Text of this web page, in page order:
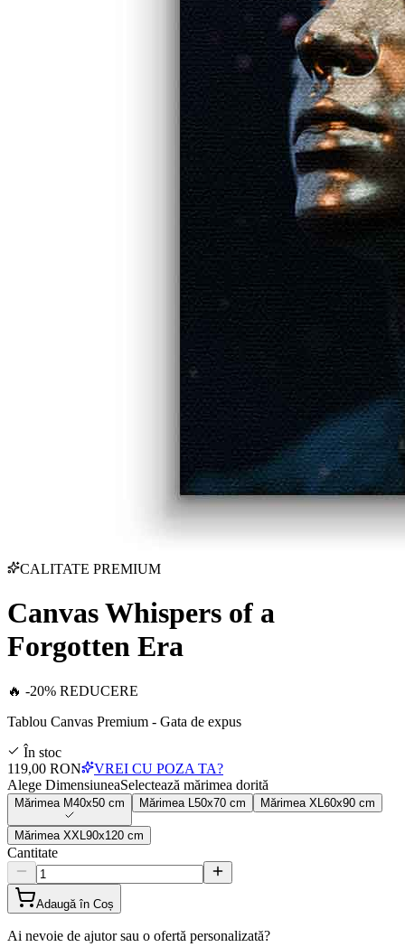
CALITATE PREMIUM
Canvas Whispers of a
Forgotten Era
🔥 -20% REDUCERE
Tablou Canvas Premium - Gata de expus
În stoc
119,00 RON
VREI CU POZA TA?
Alege DimensiuneaSelectează mărimea dorită
Mărimea M40x50 cm Mărimea 50x70 cm Mărimea XL 60x90 cm
Mărimea XXL 90x120 cm
Cantitate
Adaugă în Coș
Ai nevoie de ajutor sau o ofertă personalizată?